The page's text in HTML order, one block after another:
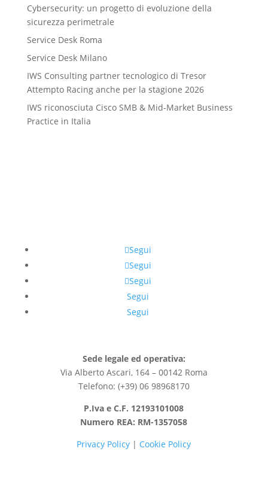
Cybersecurity: un progetto di evoluzione della
sicurezza perimetrale
Service Desk Roma
Service Desk Milano
IWS Consulting partner tecnologico di Tresor
Attempto Racing anche per la stagione 2026
IWS riconosciuta Cisco SMB & Mid-Market Business
Practice in Italia
Segui
Segui
Segui
Segui
Segui
Sede legale ed operativa:
Via Alberto Ascari, 164 – 00142 Roma
Telefono: (+39) 06 98968170
P.Iva e C.F. 12193101008
Numero REA: RM-1357058
Privacy Policy | Cookie Policy